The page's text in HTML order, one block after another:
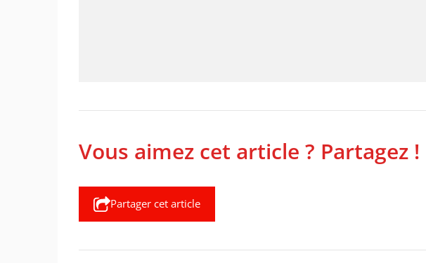
Vous aimez cet article ? Partagez !
Partager cet article